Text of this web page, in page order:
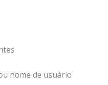
nome de usuário